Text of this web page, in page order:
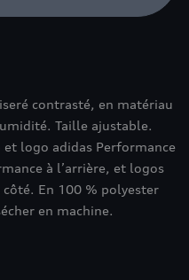
contrasté, en matériau
Taille ajustable.
et logo adidas Performance
à l’arrière, et logos
En 100 % polyester
en machine.